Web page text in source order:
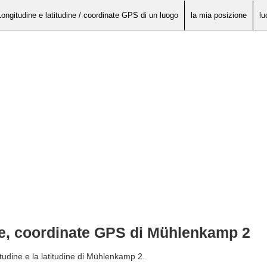
e latitudine / coordinate GPS di un luogo la mia posizione
coordinate GPS di Mühlenkamp 2
e la latitudine di Mühlenkamp 2.